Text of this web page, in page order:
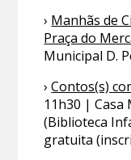
› Manhãs de
Praça do
Municipal D.
›Contos(s)
11h30 | Casa
(Biblioteca
gratuita